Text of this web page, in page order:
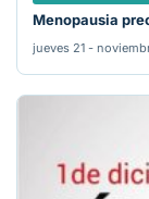
Menopausia
jueves 21 -